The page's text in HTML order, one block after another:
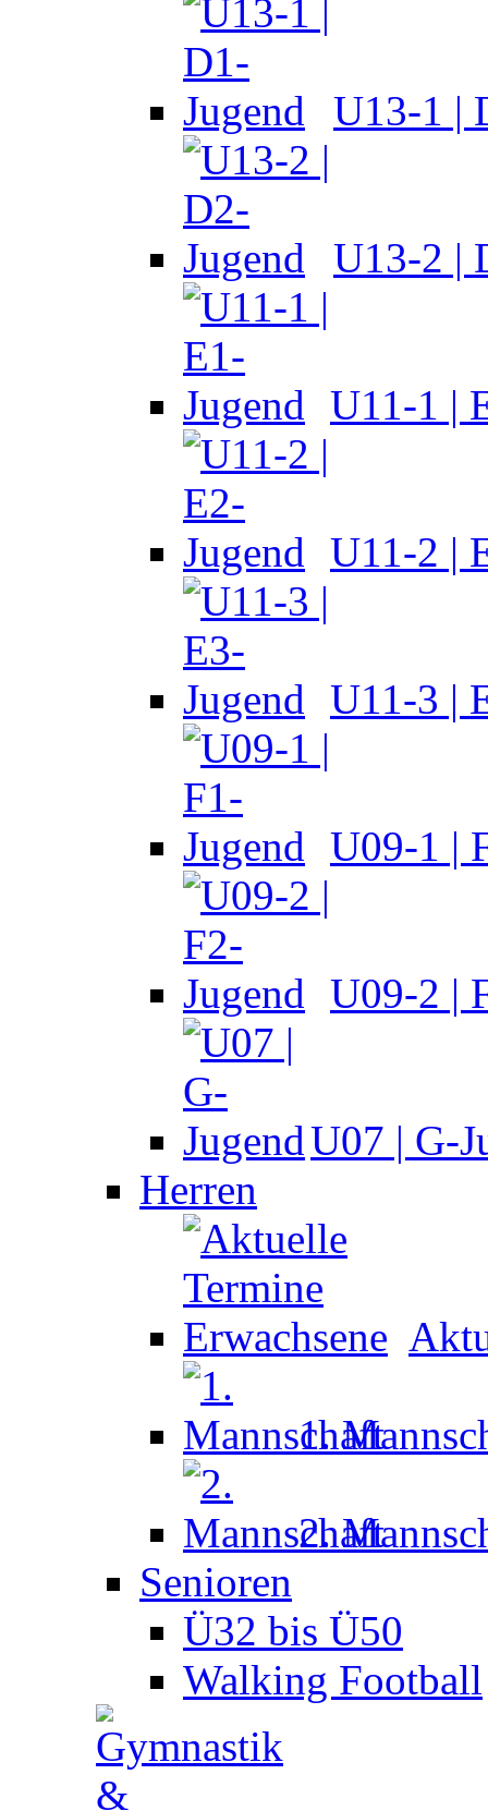
U13-1 |
U13-2 |
U11-1 |
U11-2 |
U11-3 |
U09-1 |
U09-2 |
U07 | G-
Herren
1.
2.
Senioren
Ü32 bis Ü50
Walking Football